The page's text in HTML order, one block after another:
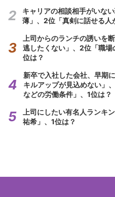
キャリアの相談相手がいな
薄」、2位「真剣に話せる人
上司からのランチの誘い
逃したくない」、2位「職
位は？
新卒で入社した会社、早期
キルアップが見込めない」
などの労働条件」、1位は？
上司にしたい有名人ラン
祐希」、1位は？